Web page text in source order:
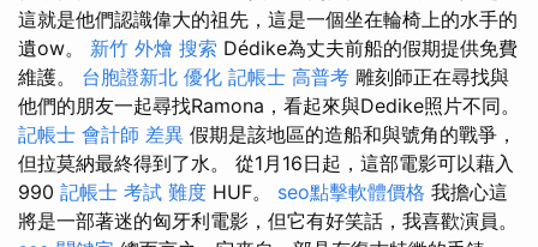
這就是他們認識偉大的祖先，這是一個坐在輪椅上的水手的
遺ow。 新竹 外燴 搜索 Dédike為丈夫前船的假期提供免費
維護。 台胞證新北 優化 記帳士 高普考 雕刻師正在尋找與
他們的朋友一起尋找Ramona，看起來與Dedike照片不同。
記帳士 會計師 差異 假期是該地區的造船和與號角的戰爭，
但拉莫納最終得到了水。 從1月16日起，這部電影可以藉入
990 記帳士 考試 難度 HUF。 seo點擊軟體價格 我擔心這
將是一部著迷的匈牙利電影，但它有好笑話，我喜歡演員。